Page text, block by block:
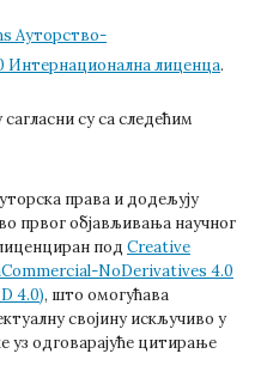
Aуторство-
Интернационална лиценца.
сагласни су са следећим
права и додељују
првог објављивања научног
под Creative
NoDerivatives 4.0
4.0), што омогућава
својину искључиво у
уз одговарајуће цитирање